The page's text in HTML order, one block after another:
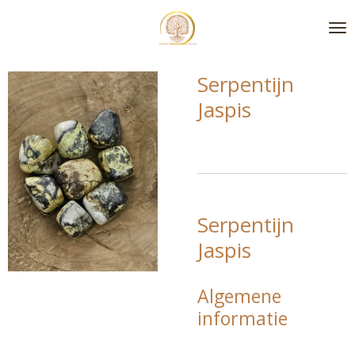
de
hoofdinhoud
Serpentijn
Jaspis
Serpentijn
Jaspis
Algemene
informatie